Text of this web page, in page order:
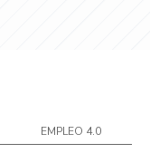
EMPLEO 4.0